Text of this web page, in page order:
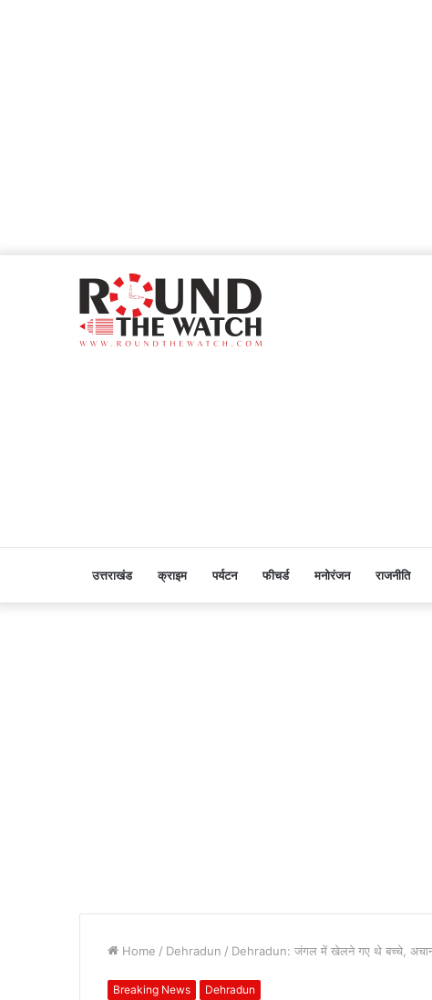
उत्तराखंड क्राइम पर्यटन फीचर्ड मनोरंजन राजनीति
Home / Dehradun / Dehradun: जंगल में खेलने गए थे बच्चे,
Breaking News Dehradun